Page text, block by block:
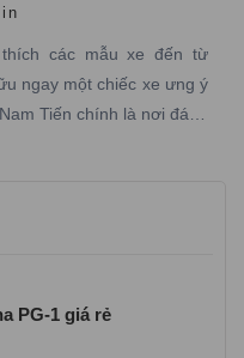
các mẫu xe đến từ
ngay một chiếc xe ưng ý
Tiến chính là nơi đáng
PG-1 giá rẻ